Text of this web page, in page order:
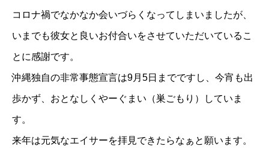
コロナ禍でなかなか会いづらくなってしまいましたが、
いまでも彼女と良いお付合いをさせていただいているこ
とに感謝です。
沖縄独自の非常事態宣言は9月5日までですし、今宵も出
歩かず、おとなしくやーぐまい（巣ごもり）していま
す。
来年は元気なエイサーを拝見できたらなぁと願います。